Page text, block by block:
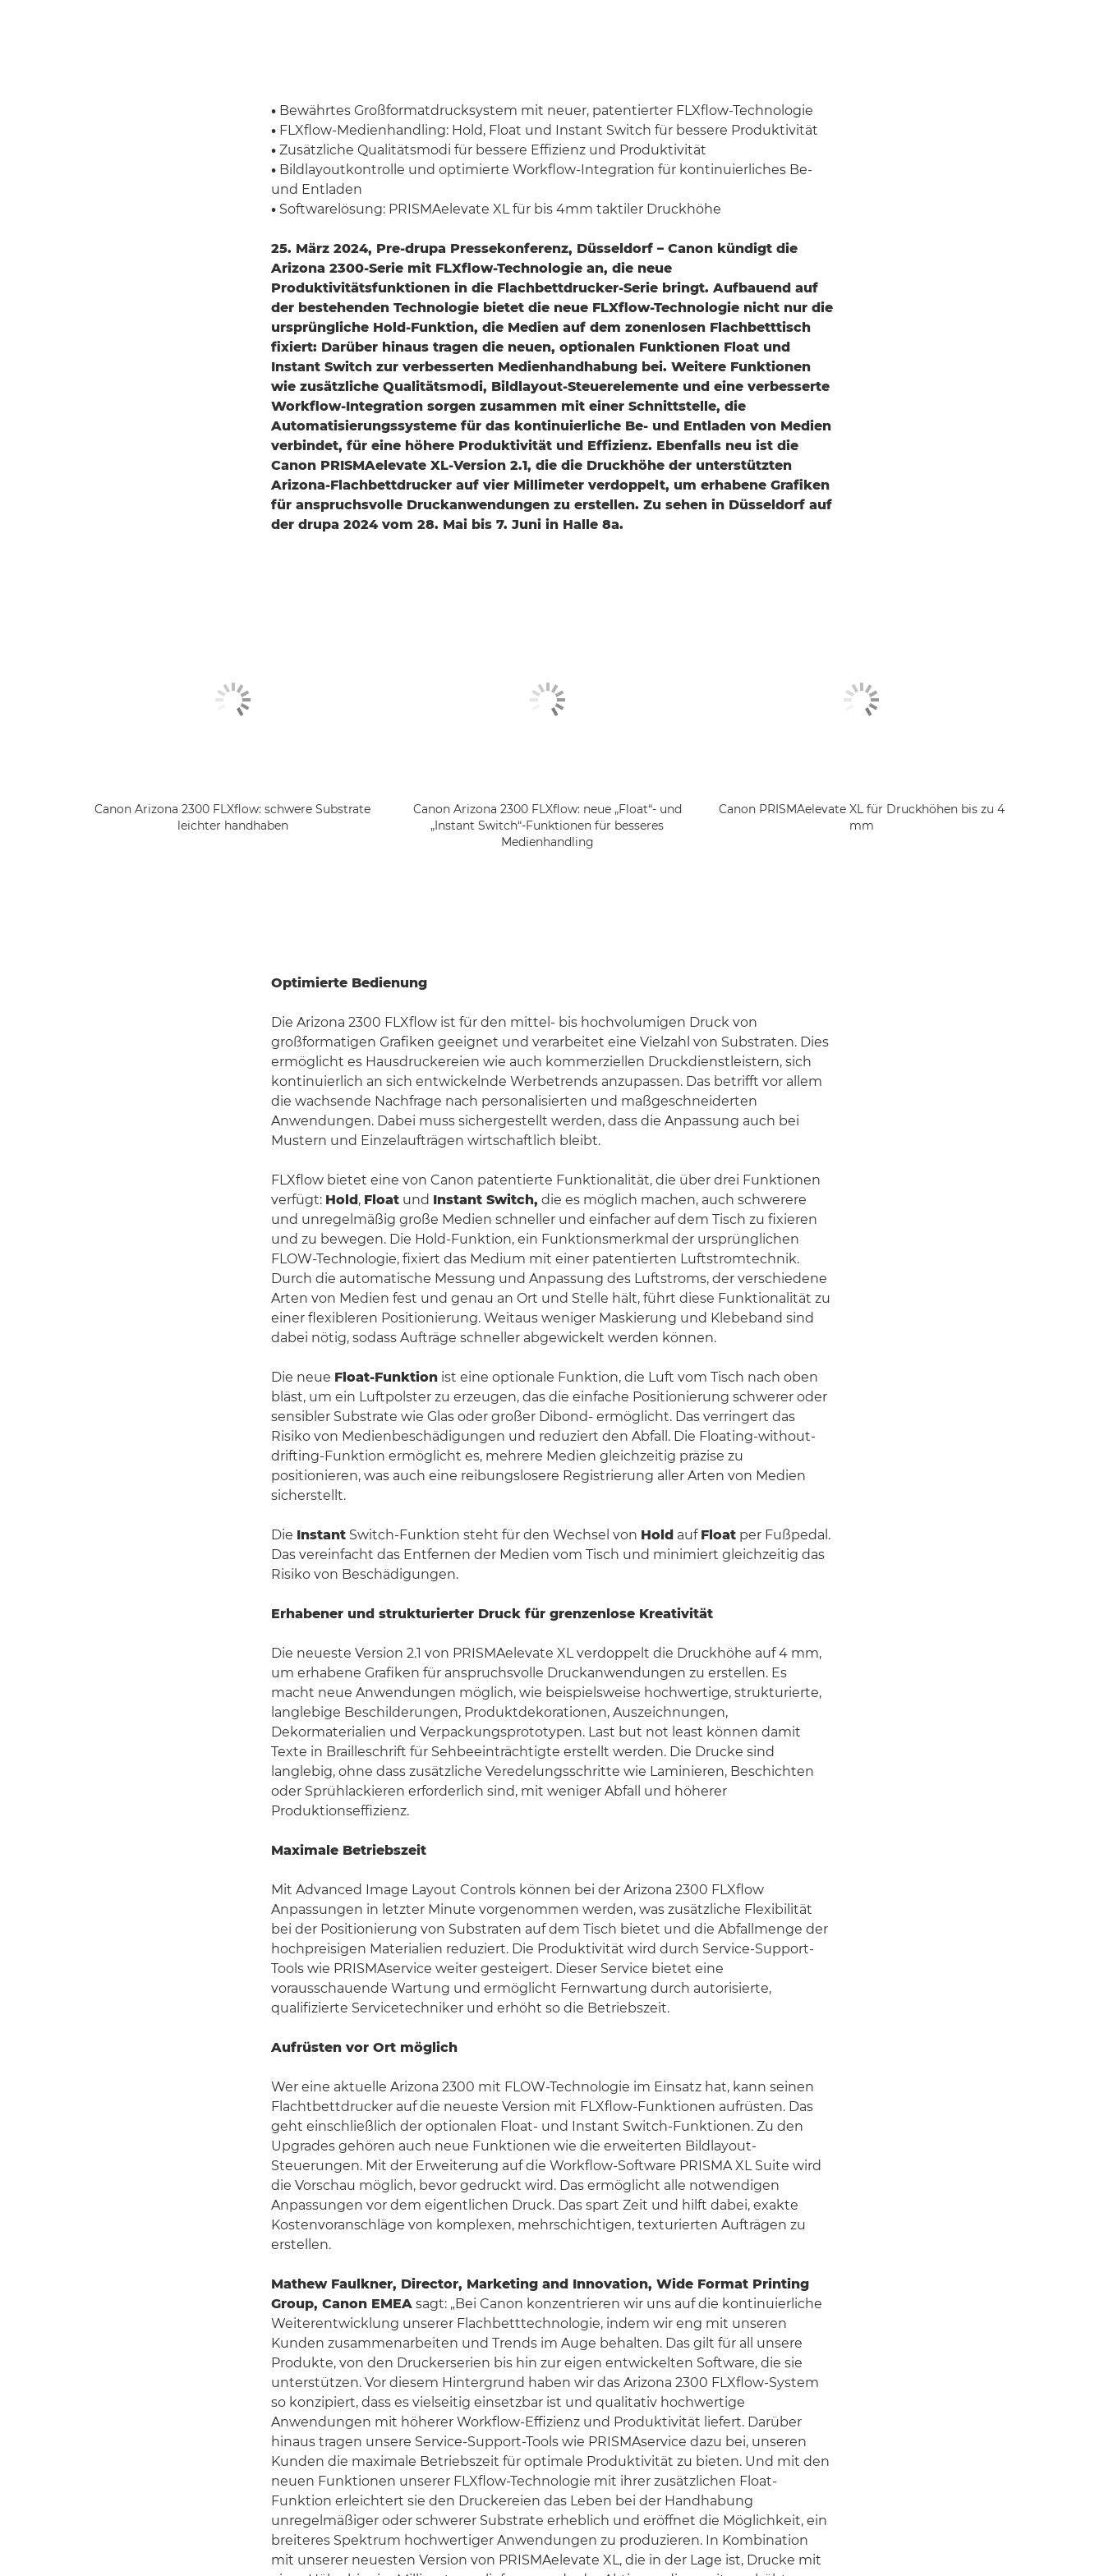
• Bewährtes Großformatdrucksystem mit neuer, patentierter FLXflow-Technologie
• FLXflow-Medienhandling: Hold, Float und Instant Switch für bessere Produktivität
• Zusätzliche Qualitätsmodi für bessere Effizienz und Produktivität
• Bildlayoutkontrolle und optimierte Workflow-Integration für kontinuierliches Be-
und Entladen
• Softwarelösung: PRISMAelevate XL für bis 4mm taktiler Druckhöhe
25. März 2024, Pre-drupa Pressekonferenz, Düsseldorf – Canon kündigt die
Arizona 2300-Serie mit FLXflow-Technologie an, die neue
Produktivitätsfunktionen in die Flachbettdrucker-Serie bringt. Aufbauend auf
der bestehenden Technologie bietet die neue FLXflow-Technologie nicht nur die
ursprüngliche Hold-Funktion, die Medien auf dem zonenlosen Flachbetttisch
fixiert: Darüber hinaus tragen die neuen, optionalen Funktionen Float und
Instant Switch zur verbesserten Medienhandhabung bei. Weitere Funktionen
wie zusätzliche Qualitätsmodi, Bildlayout-Steuerelemente und eine verbesserte
Workflow-Integration sorgen zusammen mit einer Schnittstelle, die
Automatisierungssysteme für das kontinuierliche Be- und Entladen von Medien
verbindet, für eine höhere Produktivität und Effizienz. Ebenfalls neu ist die
Canon PRISMAelevate XL-Version 2.1, die die Druckhöhe der unterstützten
Arizona-Flachbettdrucker auf vier Millimeter verdoppelt, um erhabene Grafiken
für anspruchsvolle Druckanwendungen zu erstellen. Zu sehen in Düsseldorf auf
der drupa 2024 vom 28. Mai bis 7. Juni in Halle 8a.
Canon Arizona 2300 FLXflow: schwere Substrate
leichter handhaben
Canon Arizona 2300 FLXflow: neue „Float“- und
„Instant Switch“-Funktionen für besseres
Medienhandling
Canon PRISMAelevate XL für Druckhöhen bis zu 4
mm
Optimierte Bedienung
Die Arizona 2300 FLXflow ist für den mittel- bis hochvolumigen Druck von
großformatigen Grafiken geeignet und verarbeitet eine Vielzahl von Substraten. Dies
ermöglicht es Hausdruckereien wie auch kommerziellen Druckdienstleistern, sich
kontinuierlich an sich entwickelnde Werbetrends anzupassen. Das betrifft vor allem
die wachsende Nachfrage nach personalisierten und maßgeschneiderten
Anwendungen. Dabei muss sichergestellt werden, dass die Anpassung auch bei
Mustern und Einzelaufträgen wirtschaftlich bleibt.
FLXflow bietet eine von Canon patentierte Funktionalität, die über drei Funktionen
verfügt: Hold, Float und Instant Switch, die es möglich machen, auch schwerere
und unregelmäßig große Medien schneller und einfacher auf dem Tisch zu fixieren
und zu bewegen. Die Hold-Funktion, ein Funktionsmerkmal der ursprünglichen
FLOW-Technologie, fixiert das Medium mit einer patentierten Luftstromtechnik.
Durch die automatische Messung und Anpassung des Luftstroms, der verschiedene
Arten von Medien fest und genau an Ort und Stelle hält, führt diese Funktionalität zu
einer flexibleren Positionierung. Weitaus weniger Maskierung und Klebeband sind
dabei nötig, sodass Aufträge schneller abgewickelt werden können.
Die neue Float-Funktion ist eine optionale Funktion, die Luft vom Tisch nach oben
bläst, um ein Luftpolster zu erzeugen, das die einfache Positionierung schwerer oder
sensibler Substrate wie Glas oder großer Dibond- ermöglicht. Das verringert das
Risiko von Medienbeschädigungen und reduziert den Abfall. Die Floating-without-
drifting-Funktion ermöglicht es, mehrere Medien gleichzeitig präzise zu
positionieren, was auch eine reibungslosere Registrierung aller Arten von Medien
sicherstellt.
Die Instant Switch-Funktion steht für den Wechsel von Hold auf Float per Fußpedal.
Das vereinfacht das Entfernen der Medien vom Tisch und minimiert gleichzeitig das
Risiko von Beschädigungen.
Erhabener und strukturierter Druck für grenzenlose Kreativität
Die neueste Version 2.1 von PRISMAelevate XL verdoppelt die Druckhöhe auf 4 mm,
um erhabene Grafiken für anspruchsvolle Druckanwendungen zu erstellen. Es
macht neue Anwendungen möglich, wie beispielsweise hochwertige, strukturierte,
langlebige Beschilderungen, Produktdekorationen, Auszeichnungen,
Dekormaterialien und Verpackungsprototypen. Last but not least können damit
Texte in Brailleschrift für Sehbeeinträchtigte erstellt werden. Die Drucke sind
langlebig, ohne dass zusätzliche Veredelungsschritte wie Laminieren, Beschichten
oder Sprühlackieren erforderlich sind, mit weniger Abfall und höherer
Produktionseffizienz.
Maximale Betriebszeit
Mit Advanced Image Layout Controls können bei der Arizona 2300 FLXflow
Anpassungen in letzter Minute vorgenommen werden, was zusätzliche Flexibilität
bei der Positionierung von Substraten auf dem Tisch bietet und die Abfallmenge der
hochpreisigen Materialien reduziert. Die Produktivität wird durch Service-Support-
Tools wie PRISMAservice weiter gesteigert. Dieser Service bietet eine
vorausschauende Wartung und ermöglicht Fernwartung durch autorisierte,
qualifizierte Servicetechniker und erhöht so die Betriebszeit.
Aufrüsten vor Ort möglich
Wer eine aktuelle Arizona 2300 mit FLOW-Technologie im Einsatz hat, kann seinen
Flachtbettdrucker auf die neueste Version mit FLXflow-Funktionen aufrüsten. Das
geht einschließlich der optionalen Float- und Instant Switch-Funktionen. Zu den
Upgrades gehören auch neue Funktionen wie die erweiterten Bildlayout-
Steuerungen. Mit der Erweiterung auf die Workflow-Software PRISMA XL Suite wird
die Vorschau möglich, bevor gedruckt wird. Das ermöglicht alle notwendigen
Anpassungen vor dem eigentlichen Druck. Das spart Zeit und hilft dabei, exakte
Kostenvoranschläge von komplexen, mehrschichtigen, texturierten Aufträgen zu
erstellen.
Mathew Faulkner, Director, Marketing and Innovation, Wide Format Printing
Group, Canon EMEA sagt: „Bei Canon konzentrieren wir uns auf die kontinuierliche
Weiterentwicklung unserer Flachbetttechnologie, indem wir eng mit unseren
Kunden zusammenarbeiten und Trends im Auge behalten. Das gilt für all unsere
Produkte, von den Druckerserien bis hin zur eigen entwickelten Software, die sie
unterstützen. Vor diesem Hintergrund haben wir das Arizona 2300 FLXflow-System
so konzipiert, dass es vielseitig einsetzbar ist und qualitativ hochwertige
Anwendungen mit höherer Workflow-Effizienz und Produktivität liefert. Darüber
hinaus tragen unsere Service-Support-Tools wie PRISMAservice dazu bei, unseren
Kunden die maximale Betriebszeit für optimale Produktivität zu bieten. Und mit den
neuen Funktionen unserer FLXflow-Technologie mit ihrer zusätzlichen Float-
Funktion erleichtert sie den Druckereien das Leben bei der Handhabung
unregelmäßiger oder schwerer Substrate erheblich und eröffnet die Möglichkeit, ein
breiteres Spektrum hochwertiger Anwendungen zu produzieren. In Kombination
mit unserer neuesten Version von PRISMAelevate XL, die in der Lage ist, Drucke mit